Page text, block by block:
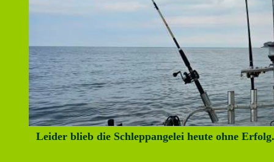
Leider blieb die Schleppangelei heute ohne